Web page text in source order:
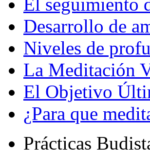
Desarrollo de
Niveles de
La Meditación
El Objetivo
¿Para que
Prácticas